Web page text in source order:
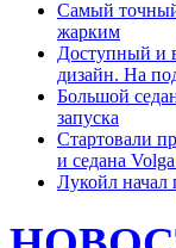
Самый точный
жарким
Доступный и
дизайн. На
Большой
запуска
Стартовали
и седана
Лукойл начал